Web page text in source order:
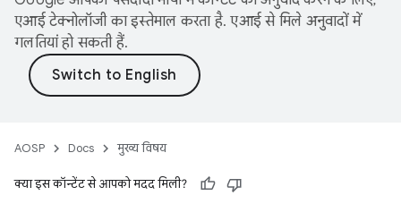
एआई टेक्नोलॉजी का इस्तेमाल करता है. एआई से मिले अनुवादों में
गलतियां हो सकती हैं.
AOSP Docs मुख्य विषय
क्या इस कॉन्टेंट से आपको मदद मिली?